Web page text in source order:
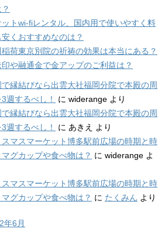
ットwi-fiレンタル、国内用で使いやすく料
くおすすめなのは？
稲荷東京別院の祈祷の効果は本当にある？
や融通金で金アップのご利益は？
縁結びなら出雲大社福岡分院で本殿の周
3週するべし！
に widerange より
縁結びなら出雲大社福岡分院で本殿の周
3週するべし！
に あきえ
より
スマスマーケット博多駅前広場の時期と時
マグカップや食べ物は？ に widerange よ
スマスマーケット博多駅前広場の時期と時
マグカップや食べ物は？ に たくみん より
年6月